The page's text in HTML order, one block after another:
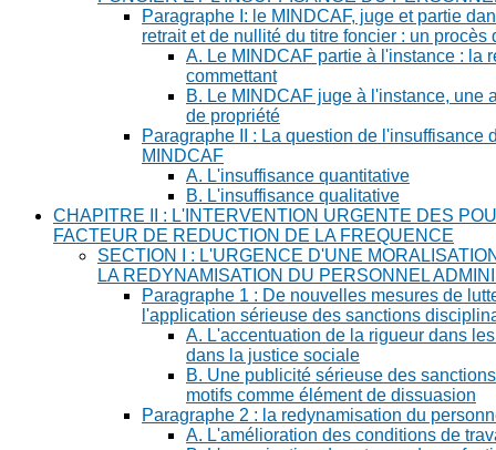
Paragraphe I: le MINDCAF, juge et partie
retrait et de nullité du titre foncier : un procès
A. Le MINDCAF partie à l'instance : la
commettant
B. Le MINDCAF juge à l'instance, une
de propriété
Paragraphe II : La question de l'insuffisance
MINDCAF
A. L'insuffisance quantitative
B. L'insuffisance qualitative
CHAPITRE II : L'INTERVENTION URGENTE DES
FACTEUR DE REDUCTION DE LA FREQUENCE
SECTION I : L'URGENCE D'UNE
LA REDYNAMISATION DU PERSONNEL
Paragraphe 1 : De nouvelles mesures de
l'application sérieuse des sanctions
A. L'accentuation de la rigueur dans
dans la justice sociale
B. Une publicité sérieuse des
motifs comme élément de dissuasion
Paragraphe 2 : la redynamisation du
A. L'amélioration des conditions de